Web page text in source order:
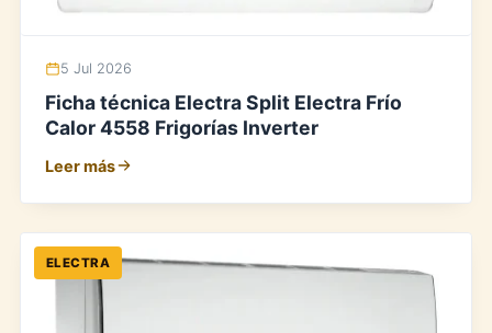
5 Jul 2026
Ficha técnica Electra Split Electra Frío
Calor 4558 Frigorías Inverter
Leer más
ELECTRA